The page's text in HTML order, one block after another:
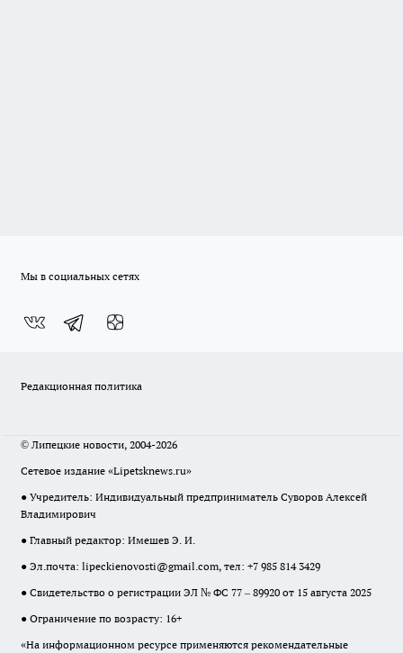
Мы в социальных сетях
Редакционная политика
© Липецкие новости, 2004-2026
Сетевое издание «Lipetsknews.ru»
● Учредитель: Индивидуальный предприниматель Суворов Алексей
Владимирович
● Главный редактор: Имешев Э. И.
● Эл.почта: lipeckienovosti@gmail.com, тел: +7 985 814 3429
● Свидетельство о регистрации ЭЛ № ФС 77 – 89920 от 15 августа 2025
● Ограничение по возрасту: 16+
«На информационном ресурсе применяются рекомендательные